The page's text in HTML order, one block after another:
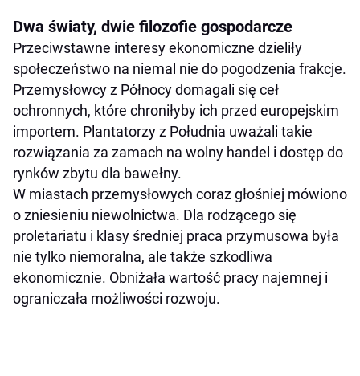
Dwa światy, dwie filozofie gospodarcze
Przeciwstawne interesy ekonomiczne dzieliły
społeczeństwo na niemal nie do pogodzenia frakcje.
Przemysłowcy z Północy domagali się ceł
ochronnych, które chroniłyby ich przed europejskim
importem. Plantatorzy z Południa uważali takie
rozwiązania za zamach na wolny handel i dostęp do
rynków zbytu dla bawełny.
W miastach przemysłowych coraz głośniej mówiono
o zniesieniu niewolnictwa. Dla rodzącego się
proletariatu i klasy średniej praca przymusowa była
nie tylko niemoralna, ale także szkodliwa
ekonomicznie. Obniżała wartość pracy najemnej i
ograniczała możliwości rozwoju.